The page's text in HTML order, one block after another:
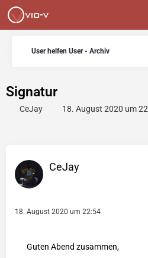
User helfen User - Archiv
Signatur
CeJay 18. August 2020 um
CeJay
18. August 2020 um 22:54
Guten Abend zusammen,